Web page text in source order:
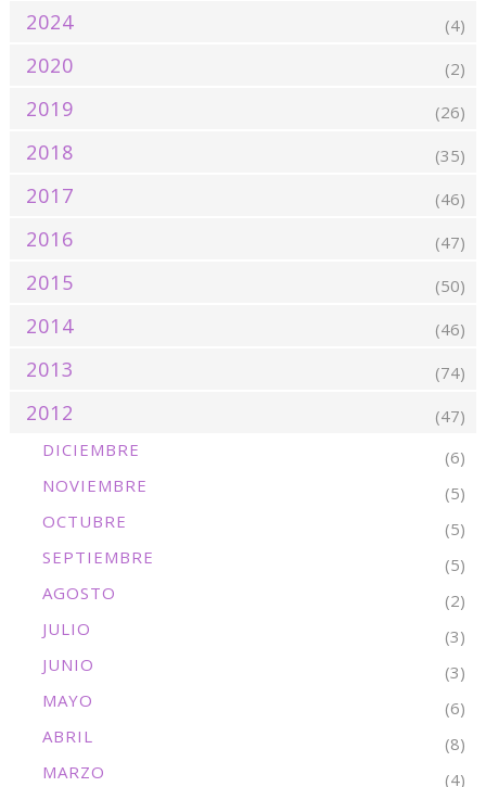
2024 (4)
2020 (2)
2019 (26)
2018 (35)
2017 (46)
2016 (47)
2015 (50)
2014 (46)
2013 (74)
2012
(47)
DICIEMBRE
(6)
NOVIEMBRE
(5)
OCTUBRE
(5)
SEPTIEMBRE
(5)
AGOSTO
(2)
JULIO
(3)
JUNIO
(3)
MAYO
(6)
ABRIL
(8)
MARZO
(4)